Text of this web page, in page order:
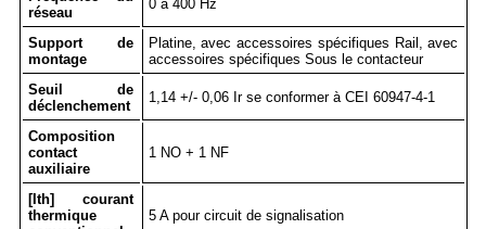
réseau
0 à 400 Hz
Support de
montage
Platine, avec accessoires spécifiques Rail, avec
accessoires spécifiques Sous le contacteur
Seuil de
déclenchement
1,14 +/- 0,06 Ir se conformer à CEI 60947-4-1
Composition
contact
auxiliaire
1 NO + 1 NF
[Ith] courant
thermique
5 A pour circuit de signalisation